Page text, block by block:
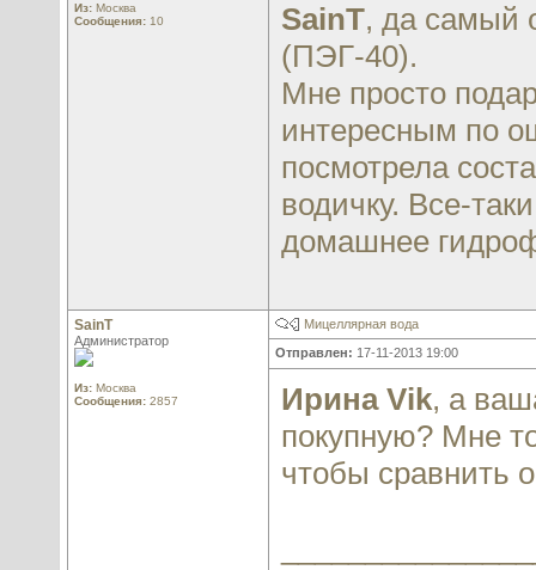
Из: Москва
Сообщения: 10 SainT, да самый
(ПЭГ-40).
Мне просто
интересным по
посмотрела
водичку. Все-
домашнее
SainT
Администратор
Из: Москва
Сообщения: 2857
Мицеллярная вода
Отправлен: 17-11-2013 19:00
Ирина Vik, а
покупную? Мне
чтобы сравнить